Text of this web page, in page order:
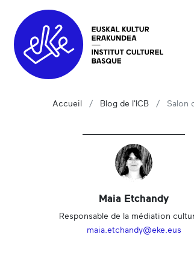
Accueil Blog de l'ICB Salon
Maia Etchandy
Responsable de la médiation
maia.etchandy@eke.eus